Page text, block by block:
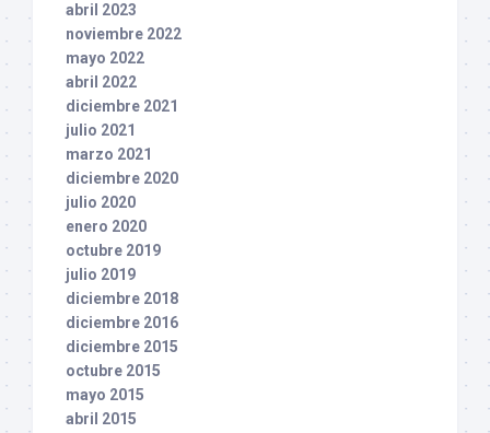
abril 2023
noviembre 2022
mayo 2022
abril 2022
diciembre 2021
julio 2021
marzo 2021
diciembre 2020
julio 2020
enero 2020
octubre 2019
julio 2019
diciembre 2018
diciembre 2016
diciembre 2015
octubre 2015
mayo 2015
abril 2015